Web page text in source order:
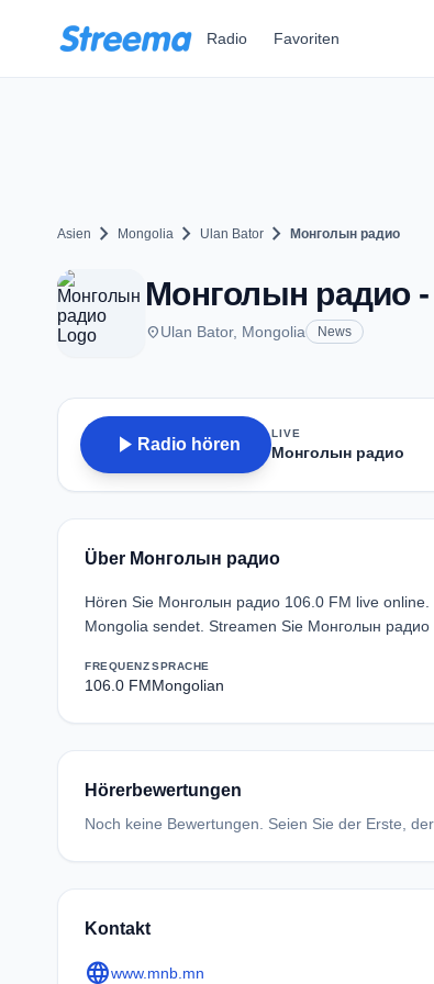
Radio Favoriten
Asien chevron_right Mongolia chevron_right Ulan Bator chevron_right Монголын радио
Монголын радио -
placeUlan Bator, Mongolia News
play_arrow Radio hören
LIVE
Монголын радио
Über Монголын радио
Hören Sie Монголын радио 106.0 FM live
Mongolia sendet. Streamen Sie Монголын
FREQUENZ
106.0 FM
SPRACHE
Mongolian
Hörerbewertungen
Noch keine Bewertungen. Seien Sie der Erste,
Kontakt
languagewww.mnb.mn